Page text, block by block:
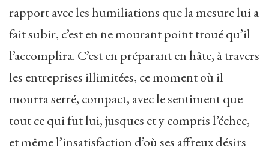
rapport avec les humiliations que la mesure lui a
fait subir, c’est en ne mourant point troué qu’il
l’accomplira. C’est en préparant en hâte, à travers
les entreprises illimitées, ce moment où il
mourra serré, compact, avec le sentiment que
tout ce qui fut lui, jusques et y compris l’échec,
et même l’insatisfaction d’où ses affreux désirs